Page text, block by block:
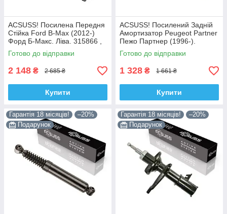
ACSUSS! Посилена Передня
Стійка Ford B-Max (2012-)
Форд Б-Макс. Ліва. 315866 ,
3348042 Корея!
Готово до відправки
2 148 ₴ 2 685 ₴
Купити
ACSUSS! Посилений Задній
Амортизатор Peugeot Partner
Пежо Партнер (1996-).
200450 , 341237 Корея!
Готово до відправки
1 328 ₴ 1 661 ₴
Купити
Гарантія 18 місяців!
–20%
Подарунок
Гарантія 18 місяців!
–20%
Подарунок